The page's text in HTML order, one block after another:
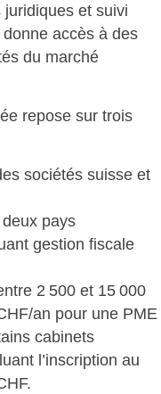
et suivi
accès à des
du marché
repose sur trois
sociétés suisse et
pays
gestion fiscale
2 500 et 15 000
an pour une PME
cabinets
l’inscription au